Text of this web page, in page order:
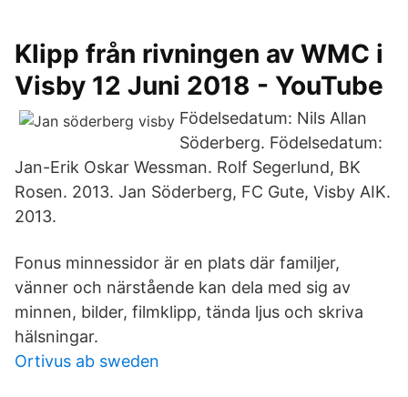
Klipp från rivningen av WMC i
Visby 12 Juni 2018 - YouTube
Födelsedatum: Nils Allan
Söderberg. Födelsedatum:
Jan-Erik Oskar Wessman. Rolf Segerlund, BK
Rosen. 2013. Jan Söderberg, FC Gute, Visby AIK.
2013.
Fonus minnessidor är en plats där familjer,
vänner och närstående kan dela med sig av
minnen, bilder, filmklipp, tända ljus och skriva
hälsningar.
Ortivus ab sweden